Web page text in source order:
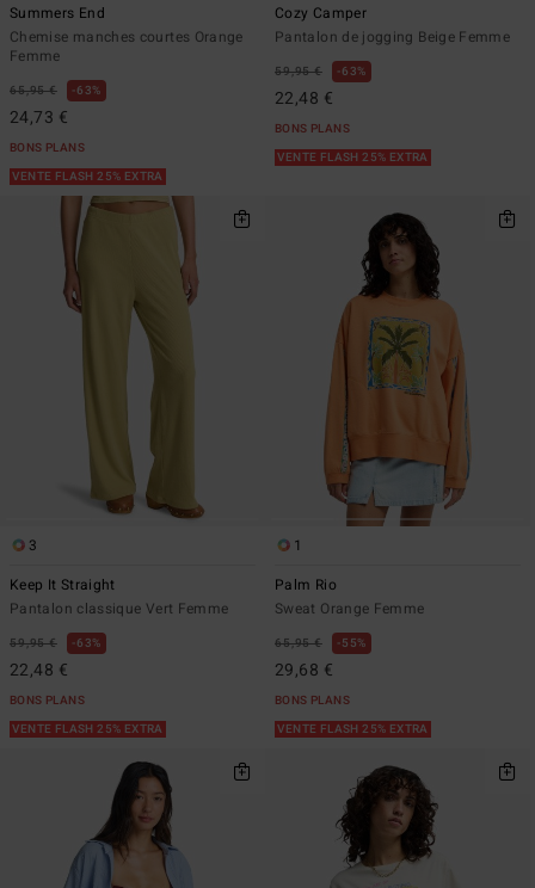
Summers End
Chemise manches courtes Orange
Femme
65,95 € 63%
24,73 €
BONS PLANS
VENTE FLASH 25% EXTRA
Cozy Camper
Pantalon de jogging Beige Femme
59,95 € 63%
22,48 €
BONS PLANS
VENTE FLASH 25% EXTRA
3
Keep It Straight
Pantalon classique Vert Femme
59,95 € 63%
22,48 €
BONS PLANS
VENTE FLASH 25% EXTRA
1
Palm Rio
Sweat Orange Femme
65,95 € 55%
29,68 €
BONS PLANS
VENTE FLASH 25% EXTRA